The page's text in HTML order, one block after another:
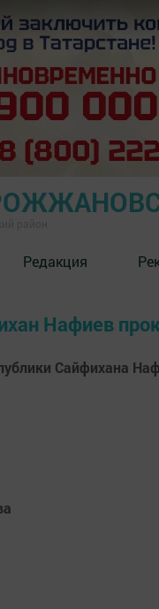
Редакция
Нафиев
Сайфихана